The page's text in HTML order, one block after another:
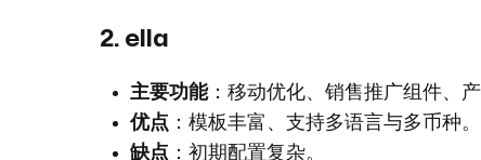
2. ella
主要功能：移动优化、销售推广组件、产
优点 ：模板丰富、支持多语言与多币种。
缺点 ：初期配置复杂。